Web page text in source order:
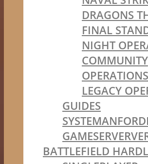
DRAGONS
FINAL
NIGHT
COMMUNITY
OPERATIONS
LEGACY
GUIDES
BATTLEFIELD